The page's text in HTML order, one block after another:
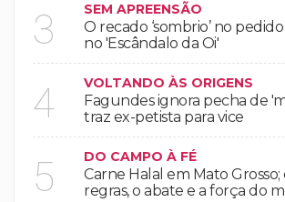
3 SEM APREENSÃO
O recado ‘sombrio’ no
no 'Escândalo da Oi'
4 VOLTANDO ÀS ORIGENS
Fagundes ignora pecha de
traz ex-petista para vice
5 DO CAMPO À FÉ
Carne Halal em Mato
regras, o abate e a força do